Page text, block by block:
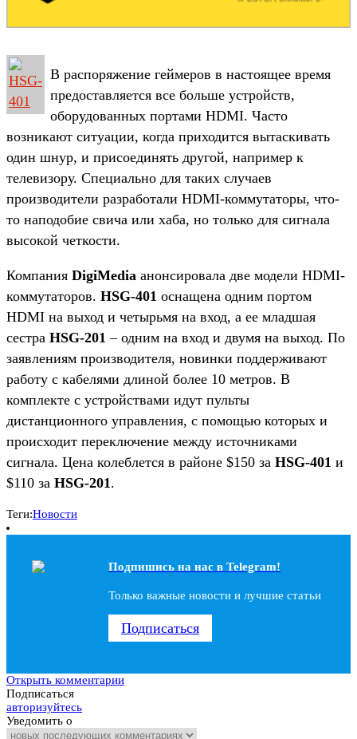
В распоряжение геймеров в настоящее время
предоставляется все больше устройств,
оборудованных портами HDMI. Часто
возникают ситуации, когда приходится вытаскивать
один шнур, и присоединять другой, например к
телевизору. Специально для таких случаев
производители разработали HDMI-коммутаторы, что-
то наподобие свича или хаба, но только для сигнала
высокой четкости.
Компания DigiMedia анонсировала две модели HDMI-
коммутаторов. HSG-401 оснащена одним портом
HDMI на выход и четырьмя на вход, а ее младшая
сестра HSG-201 – одним на вход и двумя на выход. По
заявлениям производителя, новинки поддерживают
работу с кабелями длиной более 10 метров. В
комплекте с устройствами идут пульты
дистанционного управления, с помощью которых и
происходит переключение между источниками
сигнала. Цена колеблется в районе $150 за HSG-401 и
$110 за HSG-201 .
Теги:Новости
Подпишись на наc в Telegram!
Только важные новости и лучшие статьи
Подписаться
Открыть комментарии
Подписаться
авторизуйтесь
Уведомить о